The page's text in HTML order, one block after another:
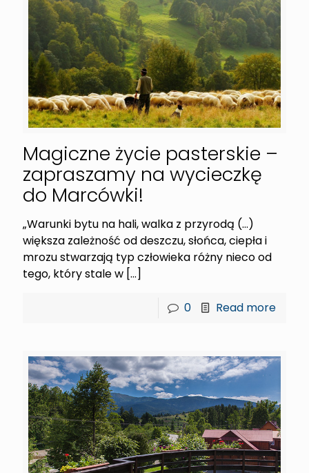
Magiczne życie pasterskie –
zapraszamy na wycieczkę
do Marcówki!
„Warunki bytu na hali, walka z przyrodą (…)
większa zależność od deszczu, słońca, ciepła i
mrozu stwarzają typ człowieka różny nieco od
tego, który stale w […]
0 Read more